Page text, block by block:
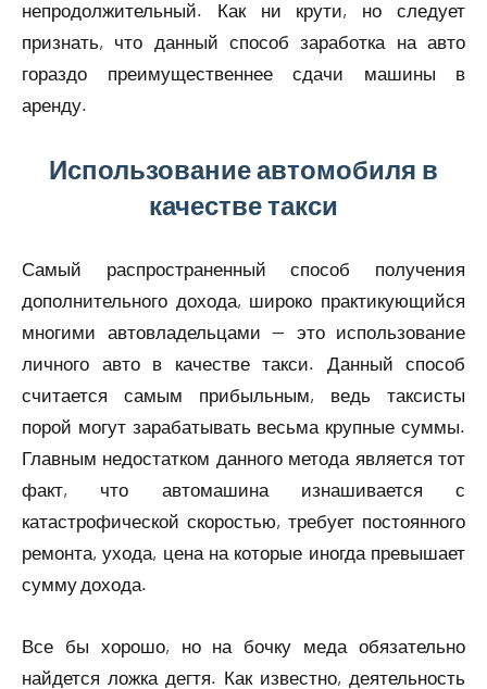
непродолжительный. Как ни крути, но следует
признать, что данный способ заработка на авто
гораздо преимущественнее сдачи машины в
аренду.
Использование автомобиля в
качестве такси
Самый распространенный способ получения
дополнительного дохода, широко практикующийся
многими автовладельцами — это использование
личного авто в качестве такси. Данный способ
считается самым прибыльным, ведь таксисты
порой могут зарабатывать весьма крупные суммы.
Главным недостатком данного метода является тот
факт, что автомашина изнашивается с
катастрофической скоростью, требует постоянного
ремонта, ухода, цена на которые иногда превышает
сумму дохода.
Все бы хорошо, но на бочку меда обязательно
найдется ложка дегтя. Как известно, деятельность